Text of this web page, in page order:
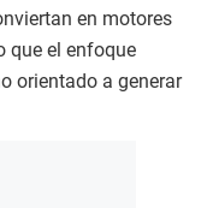
en motores
que el enfoque
orientado a generar